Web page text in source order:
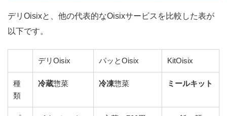
デリOisixと、他の代表的なOisixサービスを比較した表が
以下です。
デリOisix パッとOisix KitOisix
種
類
冷蔵惣菜 冷凍惣菜 ミールキット